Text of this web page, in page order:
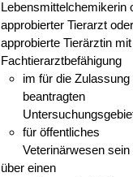
Lebensmittelchemikerin
approbierter Tierarzt oder
approbierte Tierärztin
Fachtierarztbefähigung
im für die Zulassung
beantragten
für öffentliches
Veterinärwesen sein
über einen